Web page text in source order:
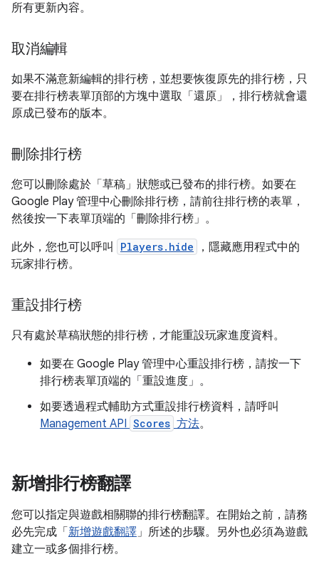
所有更新內容。
取消編輯
如果不滿意新編輯的排行榜，並想要恢復原先的排行榜，只
要在排行榜表單頂部的方塊中選取「還原」
，排行榜就會還
原成已發布的版本。
刪除排行榜
您可以刪除處於「草稿」狀態或已發布的排行榜。如要在
Google Play 管理中心刪除排行榜，請前往排行榜的表單，
然後按一下表單頂端的「刪除排行榜」 。
此外，您也可以呼叫
Players.hide
，隱藏應用程式中的
玩家排行榜。
重設排行榜
只有處於草稿狀態的排行榜，才能重設玩家進度資料。
如要在 Google Play 管理中心重設排行榜，請按一下
排行榜表單頂端的「重設進度」 。
如要透過程式輔助方式重設排行榜資料，請呼叫
Management API Scores 方法。
新增排行榜翻譯
您可以指定與遊戲相關聯的排行榜翻譯。在開始之前，請務
必先完成「新增遊戲翻譯 」所述的步驟。另外也必須為遊戲
建立一或多個排行榜。